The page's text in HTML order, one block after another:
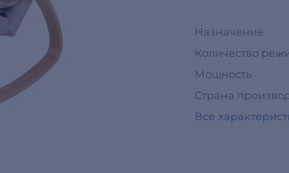
Назначение
Количество
Мощность
Страна
Все